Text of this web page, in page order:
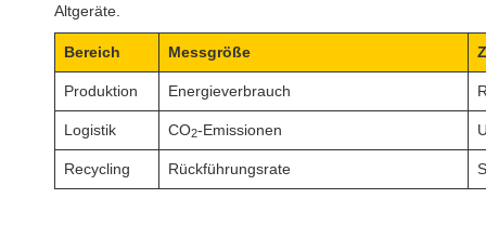
Altgeräte.
Bereich Messgröße
Produktion Energieverbrauch
Logistik CO2-Emissionen
Recycling Rückführungsrate